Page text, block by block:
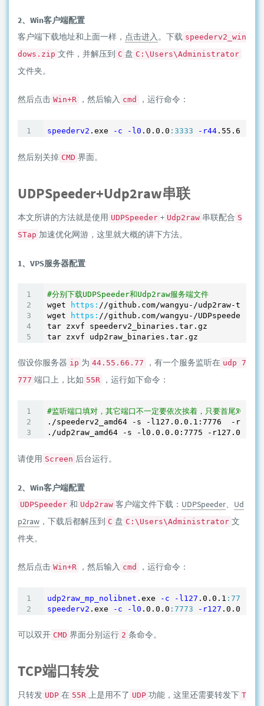
2、Win客户端配置
客户端下载地址和上面一样， 点击进入。下载 speederv2_win
dows.zip 文件，并解压到 C 盘 C:\Users\Administrator
文件夹。
然后点击 Win+R ，然后输入 cmd ，运行命令：
speederv2 .exe -c -l0 .0 .0 .0 :3333 -r44 .55 .66
然后别关掉 CMD 界面。
UDPSpeeder+Udp2raw串联
本文所讲的方法就是使用 UDPSpeeder + Udp2raw 串联配合 S
STap 加速优化网游，这里就大概的讲下方法。
1、VPS服务器配置
#分别下载UDPSpeeder和Udp2raw服务端文件
wget
https: / /github.com/wangyu - /udp2raw-
wget
https: / /github.com/wangyu - /UDPspeeder/
tar zxvf speederv2_binaries.tar.gz
tar zxvf udp2raw_binaries.tar.gz
假设你服务器 ip 为 44.55.66.77 ，有一个服务监听在 udp 7
777 端口上，比如 55R ，运行如下命令：
#监听端口填对，其它端口不一定要依次挨着，只要首尾对应就
./speederv2_amd64 -s -l127 .0 .0 .1 : 7776
  -r127
./udp2raw_amd64 -s -l0 .0 .0 .0 : 7775 -r127 .0
请使用 Screen 后台运行。
2、Win客户端配置
UDPSpeeder 和 Udp2raw 客户端文件下载： UDPSpeeder、 Ud
p2raw ，下载后都解压到 C 盘 C:\Users\Administrator 文
件夹。
然后点击 Win+R ，然后输入 cmd ，运行命令：
udp2raw_mp_nolibnet .exe -c -l127 .0 .0 .1 :7774
speederv2 .exe -c -l0 .0 .0 .0 :7773 -r127 .0 .0
可以双开 CMD 界面分别运行 2 条命令。
TCP端口转发
只转发 UDP 在 55R 上是用不了 UDP 功能，这里还需要转发下 T